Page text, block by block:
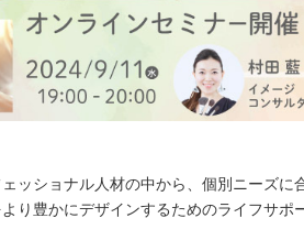
ッショナル人材の中から、個別ニーズ
り豊かにデザインするためのライフサポ